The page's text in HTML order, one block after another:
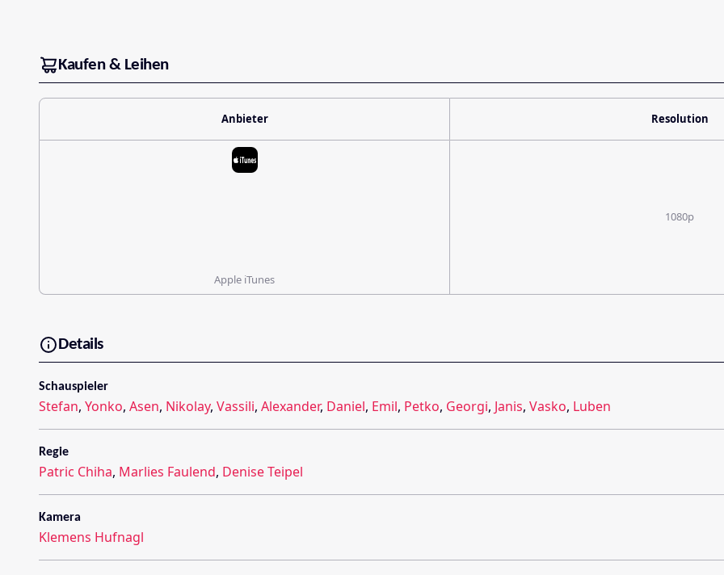
Kaufen & Leihen
Anbieter Resolution
Apple iTunes
1080p
Details
Schauspieler
Stefan, Yonko, Asen, Nikolay, Vassili, Alexander, Daniel, Emil, Petko, Georgi, Janis, Vasko, Luben
Regie
Patric Chiha, Marlies Faulend, Denise Teipel
Kamera
Klemens Hufnagl